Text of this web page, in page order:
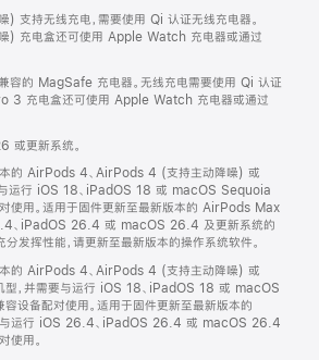
支持无线充电，需要使用 Qi 认证无线充电器。
) 充电盒还可使用 Apple Watch 充电器或通过
容的 MagSafe 充电器。无线充电需要使用 Qi 认证
3 充电盒还可使用 Apple Watch 充电器或通过
或更新系统。
本的 AirPods 4、AirPods 4 (支持主动降噪) 或
运行 iOS 18、iPadOS 18 或 macOS Sequoia
使用。适用于固件更新至最新版本的 AirPods Max
、iPadOS 26.4 或 macOS 26.4 及更新系统的
发挥性能，请更新至最新版本的操作系统软件。
本的 AirPods 4、AirPods 4 (支持主动降噪) 或
，并需要与运行 iOS 18、iPadOS 18 或 macOS
设备配对使用。适用于固件更新至最新版本的
与运行 iOS 26.4、iPadOS 26.4 或 macOS 26.4
使用。